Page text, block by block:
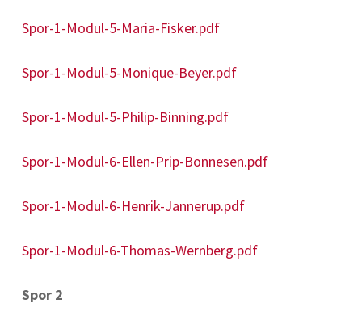
Spor-1-Modul-5-Maria-Fisker.pdf
Spor-1-Modul-5-Monique-Beyer.pdf
Spor-1-Modul-5-Philip-Binning.pdf
Spor-1-Modul-6-Ellen-Prip-Bonnesen.pdf
Spor-1-Modul-6-Henrik-Jannerup.pdf
Spor-1-Modul-6-Thomas-Wernberg.pdf
Spor 2